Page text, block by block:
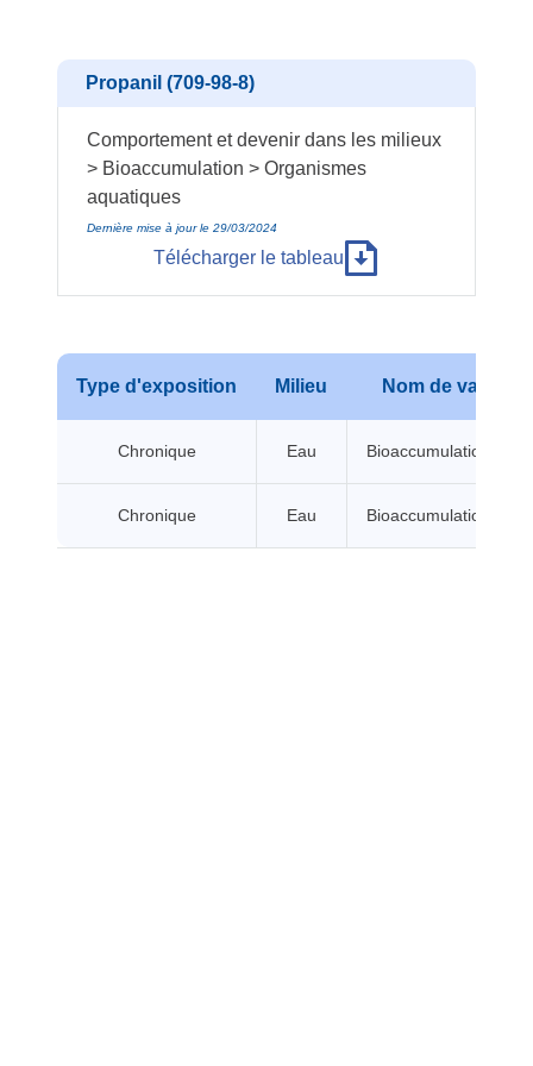
Propanil (709-98-8)
Comportement et devenir dans les milieux
> Bioaccumulation > Organismes
aquatiques
Dernière mise à jour le 29/03/2024
Télécharger le tableau
Type d'exposition Milieu Nom de valeur
Chronique Eau Bioaccumulation BCF
Chronique Eau Bioaccumulation BCF